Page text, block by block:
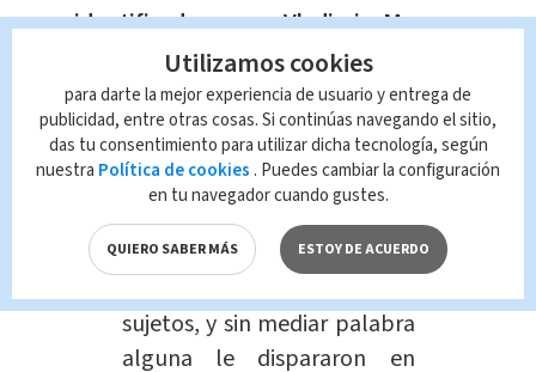
identificada como Vladimir Moreno
quien presenta varias heridas
por proyectil de arma de fuego en
diferentes partes del cuerpo.
“Los hechos se dan cuando
esta persona se ubica en vía
pública,momento en que, al
sujetos, y sin mediar palabra
alguna le dispararon en
Utilizamos cookies
para darte la mejor experiencia de usuario y entrega de
publicidad, entre otras cosas. Si continúas navegando el sitio,
das tu consentimiento para utilizar dicha tecnología, según
nuestra Política de cookies . Puedes cambiar la configuración
en tu navegador cuando gustes.
QUIERO SABER MÁS ESTOY DE ACUERDO